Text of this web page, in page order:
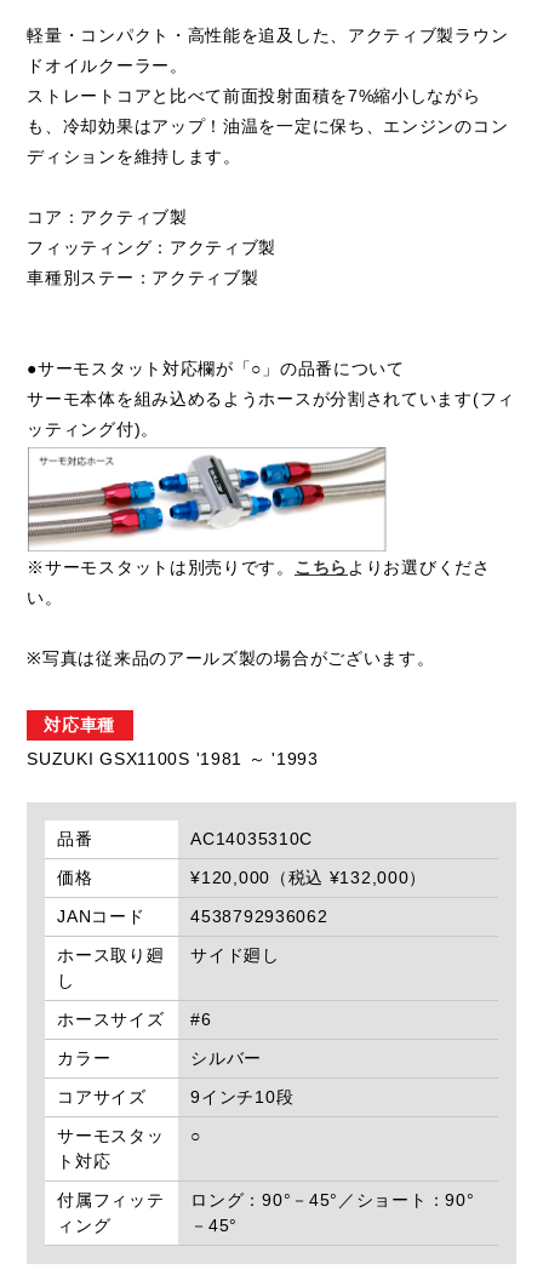
軽量・コンパクト・高性能を追及した、アクティブ製ラウン
ドオイルクーラー。
ストレートコアと比べて前面投射面積を7%縮小しながら
も、冷却効果はアップ！油温を一定に保ち、エンジンのコン
ディションを維持します。
コア：アクティブ製
フィッティング：アクティブ製
車種別ステー：アクティブ製
●サーモスタット対応欄が「○」の品番について
サーモ本体を組み込めるようホースが分割されています(フィ
ッティング付)。
※サーモスタットは別売りです。 こちらよりお選びくださ
い。
※写真は従来品のアールズ製の場合がございます。
対応車種
SUZUKI GSX1100S '1981 ～ '1993
品番
AC14035310C
価格
¥120,000（税込 ¥132,000）
JANコード
4538792936062
ホース取り廻
し
サイド廻し
ホースサイズ
#6
カラー
シルバー
コアサイズ
9インチ10段
サーモスタッ
ト対応
○
付属フィッテ
ィング
ロング：90°－45°／ショート：90°
－45°